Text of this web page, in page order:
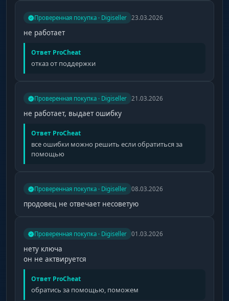
Проверенная покупка · Digiseller 23.03.2026
не работает
Ответ ProCheat
отказ от поддержки
Проверенная покупка · Digiseller 21.03.2026
не работает, выдает ошибку
Ответ ProCheat
все ошибки можно решить если обратиться за
помощью
Проверенная покупка · Digiseller 08.03.2026
продовец не отвечает несоветую
Проверенная покупка · Digiseller 01.03.2026
нету ключа
он не актвируется
Ответ ProCheat
обратись за помощью, поможем